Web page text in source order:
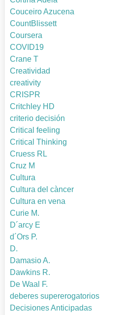
Couceiro Azucena
CountBlissett
Coursera
COVID19
Crane T
Creatividad
creativity
CRISPR
Critchley HD
criterio decisión
Critical feeling
Critical Thinking
Cruess RL
Cruz M
Cultura
Cultura del càncer
Cultura en vena
Curie M.
D´arcy E
d´Ors P.
D.
Damasio A.
Dawkins R.
De Waal F.
deberes supererogatorios
Decisiones Anticipadas